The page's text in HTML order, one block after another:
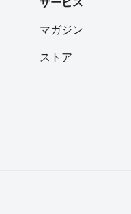
サービス
マガジン
ストア